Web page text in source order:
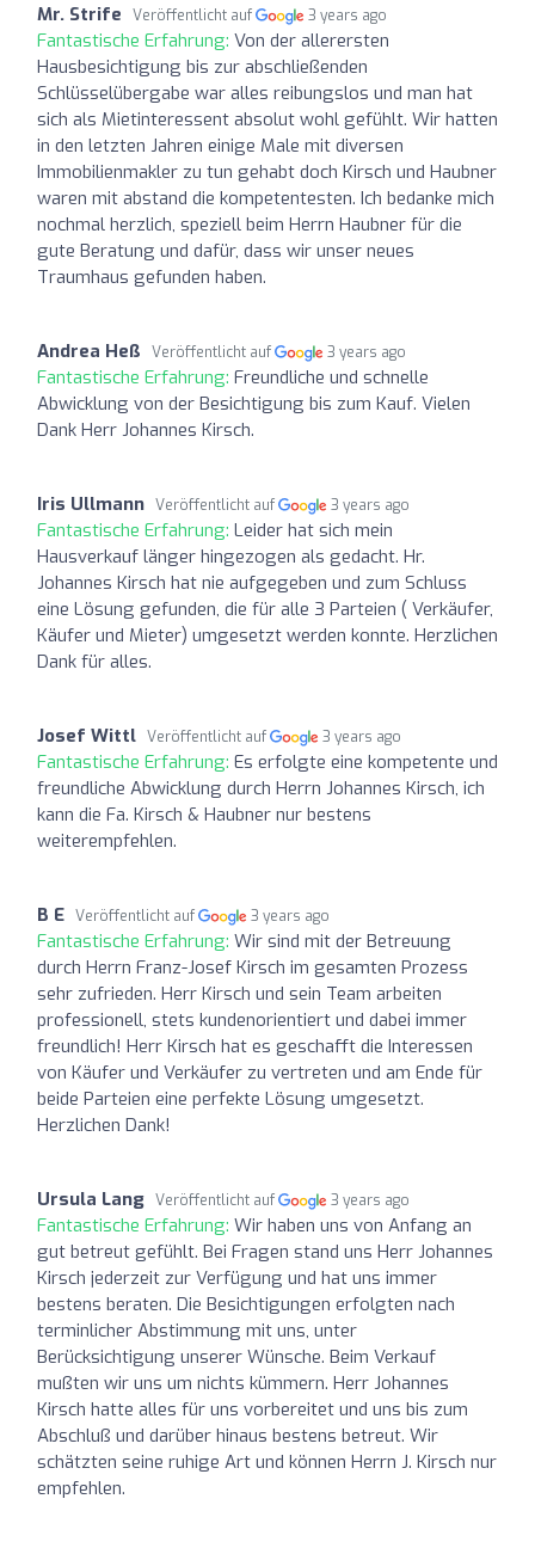
Mr. Strife Veröffentlicht auf 3 years ago
Fantastische Erfahrung: Von der allerersten
Hausbesichtigung bis zur abschließenden
Schlüsselübergabe war alles reibungslos und man hat
sich als Mietinteressent absolut wohl gefühlt. Wir hatten
in den letzten Jahren einige Male mit diversen
Immobilienmakler zu tun gehabt doch Kirsch und Haubner
waren mit abstand die kompetentesten. Ich bedanke mich
nochmal herzlich, speziell beim Herrn Haubner für die
gute Beratung und dafür, dass wir unser neues
Traumhaus gefunden haben.
Andrea Heß Veröffentlicht auf 3 years ago
Fantastische Erfahrung: Freundliche und schnelle
Abwicklung von der Besichtigung bis zum Kauf. Vielen
Dank Herr Johannes Kirsch.
Iris Ullmann Veröffentlicht auf 3 years ago
Fantastische Erfahrung: Leider hat sich mein
Hausverkauf länger hingezogen als gedacht. Hr.
Johannes Kirsch hat nie aufgegeben und zum Schluss
eine Lösung gefunden, die für alle 3 Parteien ( Verkäufer,
Käufer und Mieter) umgesetzt werden konnte. Herzlichen
Dank für alles.
Josef Wittl Veröffentlicht auf 3 years ago
Fantastische Erfahrung: Es erfolgte eine kompetente und
freundliche Abwicklung durch Herrn Johannes Kirsch, ich
kann die Fa. Kirsch & Haubner nur bestens
weiterempfehlen.
B E Veröffentlicht auf 3 years ago
Fantastische Erfahrung: Wir sind mit der Betreuung
durch Herrn Franz-Josef Kirsch im gesamten Prozess
sehr zufrieden. Herr Kirsch und sein Team arbeiten
professionell, stets kundenorientiert und dabei immer
freundlich! Herr Kirsch hat es geschafft die Interessen
von Käufer und Verkäufer zu vertreten und am Ende für
beide Parteien eine perfekte Lösung umgesetzt.
Herzlichen Dank!
Ursula Lang Veröffentlicht auf 3 years ago
Fantastische Erfahrung: Wir haben uns von Anfang an
gut betreut gefühlt. Bei Fragen stand uns Herr Johannes
Kirsch jederzeit zur Verfügung und hat uns immer
bestens beraten. Die Besichtigungen erfolgten nach
terminlicher Abstimmung mit uns, unter
Berücksichtigung unserer Wünsche. Beim Verkauf
mußten wir uns um nichts kümmern. Herr Johannes
Kirsch hatte alles für uns vorbereitet und uns bis zum
Abschluß und darüber hinaus bestens betreut. Wir
schätzten seine ruhige Art und können Herrn J. Kirsch nur
empfehlen.